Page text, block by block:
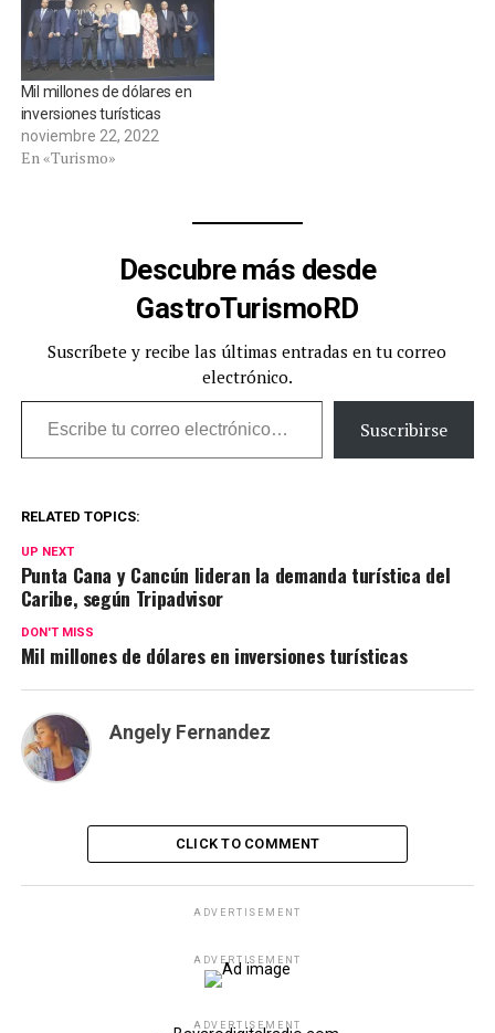
Mil millones de dólares en
inversiones turísticas
noviembre 22, 2022
En «Turismo»
Descubre más desde
GastroTurismoRD
Suscríbete y recibe las últimas entradas en tu correo
electrónico.
Escribe tu correo electrónico…
Suscribirse
RELATED TOPICS:
UP NEXT
Punta Cana y Cancún lideran la demanda turística del
Caribe, según Tripadvisor
DON'T MISS
Mil millones de dólares en inversiones turísticas
Angely Fernandez
CLICK TO COMMENT
ADVERTISEMENT
ADVERTISEMENT
ADVERTISEMENT